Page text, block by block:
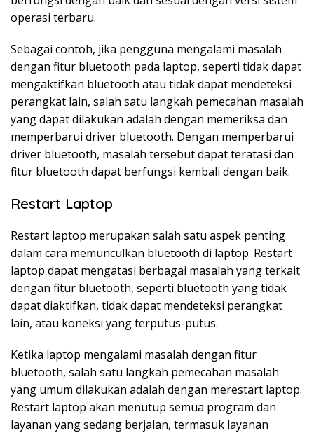
operasi terbaru.
Sebagai contoh, jika pengguna mengalami masalah
dengan fitur bluetooth pada laptop, seperti tidak dapat
mengaktifkan bluetooth atau tidak dapat mendeteksi
perangkat lain, salah satu langkah pemecahan masalah
yang dapat dilakukan adalah dengan memeriksa dan
memperbarui driver bluetooth. Dengan memperbarui
driver bluetooth, masalah tersebut dapat teratasi dan
fitur bluetooth dapat berfungsi kembali dengan baik.
Restart Laptop
Restart laptop merupakan salah satu aspek penting
dalam cara memunculkan bluetooth di laptop. Restart
laptop dapat mengatasi berbagai masalah yang terkait
dengan fitur bluetooth, seperti bluetooth yang tidak
dapat diaktifkan, tidak dapat mendeteksi perangkat
lain, atau koneksi yang terputus-putus.
Ketika laptop mengalami masalah dengan fitur
bluetooth, salah satu langkah pemecahan masalah
yang umum dilakukan adalah dengan merestart laptop.
Restart laptop akan menutup semua program dan
layanan yang sedang berjalan, termasuk layanan